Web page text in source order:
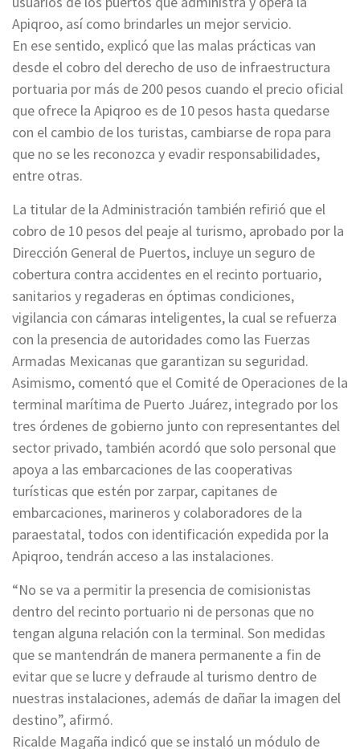
Apiqroo, así como brindarles un mejor servicio.
En ese sentido, explicó que las malas prácticas van
desde el cobro del derecho de uso de infraestructura
portuaria por más de 200 pesos cuando el precio oficial
que ofrece la Apiqroo es de 10 pesos hasta quedarse
con el cambio de los turistas, cambiarse de ropa para
que no se les reconozca y evadir responsabilidades,
entre otras.
La titular de la Administración también refirió que el
cobro de 10 pesos del peaje al turismo, aprobado por la
Dirección General de Puertos, incluye un seguro de
cobertura contra accidentes en el recinto portuario,
sanitarios y regaderas en óptimas condiciones,
vigilancia con cámaras inteligentes, la cual se refuerza
con la presencia de autoridades como las Fuerzas
Armadas Mexicanas que garantizan su seguridad.
Asimismo, comentó que el Comité de Operaciones de la
terminal marítima de Puerto Juárez, integrado por los
tres órdenes de gobierno junto con representantes del
sector privado, también acordó que solo personal que
apoya a las embarcaciones de las cooperativas
turísticas que estén por zarpar, capitanes de
embarcaciones, marineros y colaboradores de la
paraestatal, todos con identificación expedida por la
Apiqroo, tendrán acceso a las instalaciones.
“No se va a permitir la presencia de comisionistas
dentro del recinto portuario ni de personas que no
tengan alguna relación con la terminal. Son medidas
que se mantendrán de manera permanente a fin de
evitar que se lucre y defraude al turismo dentro de
nuestras instalaciones, además de dañar la imagen del
destino”, afirmó.
Ricalde Magaña indicó que se instaló un módulo de